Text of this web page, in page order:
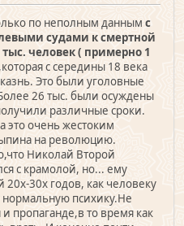
по неполным данным с
судами к смертной
человек ( примерно 1
с середины 18 века
Это были уголовные
26 тыс. были осуждены
различные сроки.
это очень жестоким
на революцию.
Николай Второй
с крамолой, но... ему
20х-30х годов, как человеку
психику.Не
пропаганде,в то время как